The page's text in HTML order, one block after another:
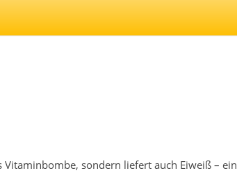
sondern liefert auch Eiweiß – ein